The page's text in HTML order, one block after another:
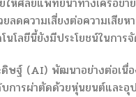
ยลดความเสี่ยงต่อความเสีย
นโลยีนี้ยังมีประโยชน์ในกา
ษฐ์ (AI) พัฒนาอย่างต่อเนื่อ
บการผ่าตัดด้วยหุ่นยนต์และ